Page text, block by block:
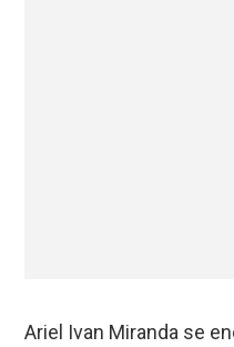
Ariel Ivan Miranda se